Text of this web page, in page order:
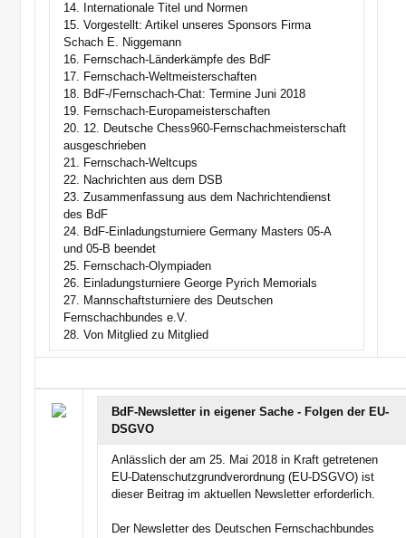
14. Internationale Titel und Normen
15. Vorgestellt: Artikel unseres Sponsors Firma
Schach E. Niggemann
16. Fernschach-Länderkämpfe des BdF
17. Fernschach-Weltmeisterschaften
18. BdF-/Fernschach-Chat: Termine Juni 2018
19. Fernschach-Europameisterschaften
20. 12. Deutsche Chess960-Fernschachmeisterschaft
ausgeschrieben
21. Fernschach-Weltcups
22. Nachrichten aus dem DSB
23. Zusammenfassung aus dem Nachrichtendienst
des BdF
24. BdF-Einladungsturniere Germany Masters 05-A
und 05-B beendet
25. Fernschach-Olympiaden
26. Einladungsturniere George Pyrich Memorials
27. Mannschaftsturniere des Deutschen
Fernschachbundes e.V.
28. Von Mitglied zu Mitglied
BdF-Newsletter in eigener Sache - Folgen der EU-
DSGVO
Anlässlich der am 25. Mai 2018 in Kraft getretenen
EU-Datenschutzgrundverordnung (EU-DSGVO) ist
dieser Beitrag im aktuellen Newsletter erforderlich.
Der Newsletter des Deutschen Fernschachbundes